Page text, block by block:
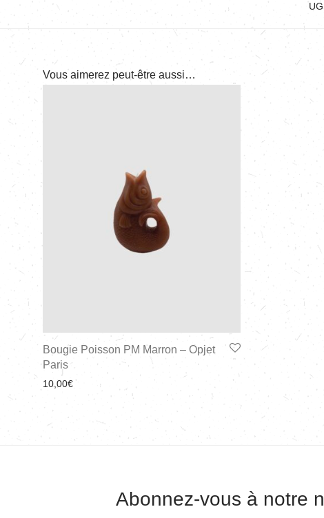
Vous aimerez peut-être aussi…
Bougie Poisson PM Marron – Opjet
Paris
10,00€
Abonnez-vous à notre